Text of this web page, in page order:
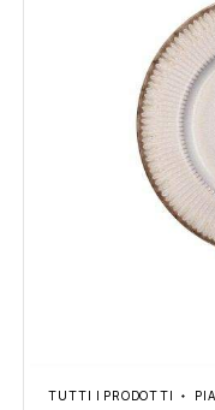
TUTTI I PRODOTTI